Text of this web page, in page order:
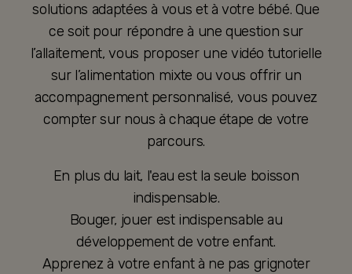
solutions adaptées à vous et à votre bébé. Que
ce soit pour répondre à une question sur
l’allaitement, vous proposer une vidéo tutorielle
sur l’alimentation mixte ou vous offrir un
accompagnement personnalisé, vous pouvez
compter sur nous à chaque étape de votre
parcours.
En plus du lait, l'eau est la seule boisson
indispensable.
Bouger, jouer est indispensable au
développement de votre enfant.
Apprenez à votre enfant à ne pas grignoter